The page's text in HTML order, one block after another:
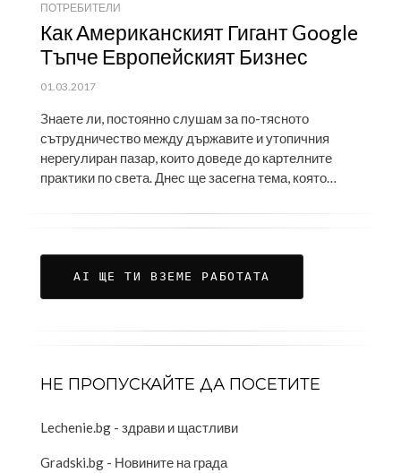
ПОТРЕБИТЕЛИ
Как Американският Гигант Google
Тъпче Европейският Бизнес
ПУБЛИКУВАНО
01.03.2017
Знаете ли, постоянно слушам за по-тясното
сътрудничество между държавите и утопичния
нерегулиран пазар, които доведе до картелните
практики по света. Днес ще засегна тема, която…
AI ЩЕ ТИ ВЗЕМЕ РАБОТАТА
НЕ ПРОПУСКАЙТЕ ДА ПОСЕТИТЕ
Lechenie.bg - здрави и щастливи
Gradski.bg - Новините на града